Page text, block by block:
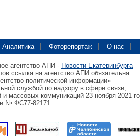
Аналитика Фоторепортаж О нас
агентство АПИ - Новости Екатеринбурга
ссылка на агентство АПИ обязательна.
политической информации»
службой по надзору в сфере связи,
массовых коммуникаций 23 ноября 2021
№ ФС77-82171